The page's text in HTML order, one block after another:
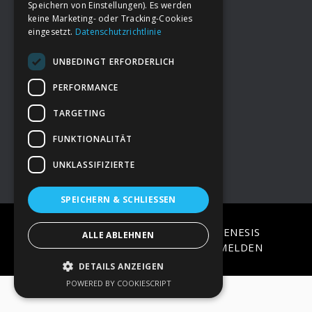
FooterDeine Spende
→ Impressum
→Kontakt zum PAO Team
COPYRIGHT © 2026 · ON
GENESIS
FRAMEWORK·WORDPRESS·ANMELDEN
Speichern von Einstellungen). Es werden
keine Marketing- oder Tracking-Cookies
eingesetzt. Datenschutzrichtlinie
UNBEDINGT ERFORDERLICH
PERFORMANCE
TARGETING
FUNKTIONALITÄT
UNKLASSIFIZIERTE
SPEICHERN & SCHLIESSEN
ALLE ABLEHNEN
DETAILS ANZEIGEN
POWERED BY COOKIESCRIPT